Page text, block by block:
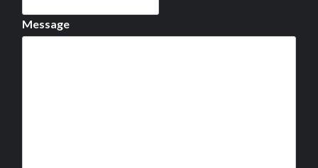
Message